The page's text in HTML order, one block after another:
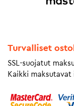
Turvalliset
SSL-suojatut
Kaikki maksutavat